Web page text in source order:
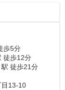
歩5分
徒歩12分
駅 徒歩21分
目13-10